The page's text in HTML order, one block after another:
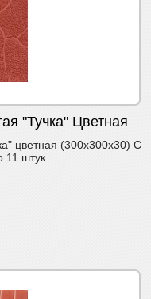
"Тучка" Цветная
цветная (300х300х30) С
11 штук